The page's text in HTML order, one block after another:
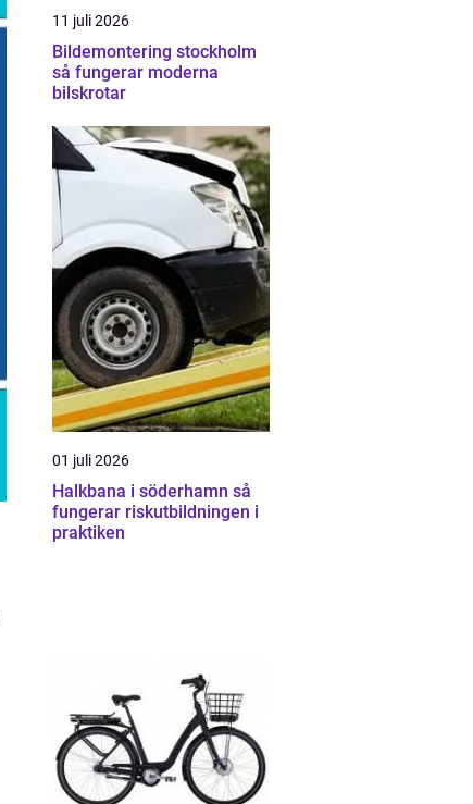
11 juli 2026
Bildemontering stockholm
så fungerar moderna
bilskrotar
01 juli 2026
Halkbana i söderhamn så
fungerar riskutbildningen i
praktiken